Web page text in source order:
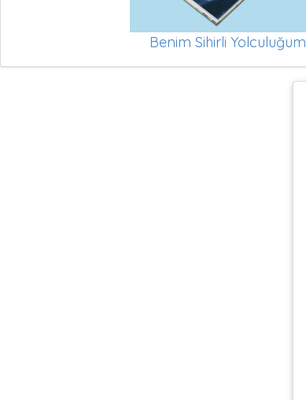
Benim Sihirli Yolculuğum